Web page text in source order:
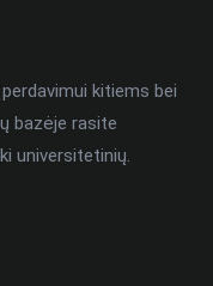
kitiems bei
bazėje rasite
universitetinių.